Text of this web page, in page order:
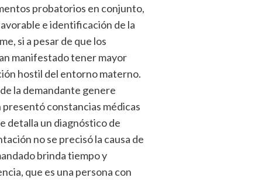
probatorios en conjunto,
e identificación de la
si a pesar de que los
manifestado tener mayor
hostil del entorno materno.
la demandante genere
presentó constancias médicas
detalla un diagnóstico de
no se precisó la causa de
brinda tiempo y
que es una persona con